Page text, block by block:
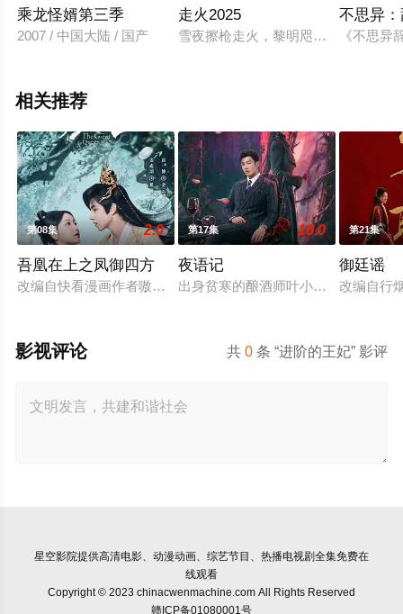
乘龙怪婿第三季
2007 / 中国大陆 / 国产
走火2025
雪夜擦枪走火，黎明咫尺天涯；觥筹
不思异
《不思
相关推荐
第08集 2.0
吾凰在上之凤御四方
改编自快看漫画作者嗷小泽的独家连载漫画《吾凰在上》。
第17集 10.0
夜语记
出身贫寒的酿酒师叶小唯遭遇爱人程
第21集
御廷谣
改编自行
共0 条 “进阶的王妃” 影评
影视评论
星空影院提供高清电影、动漫动画、综艺节目、热播电视剧全集免费在
线观看
Copyright © 2023 chinacwenmachine.com All Rights Reserved
赣ICP备01080001号